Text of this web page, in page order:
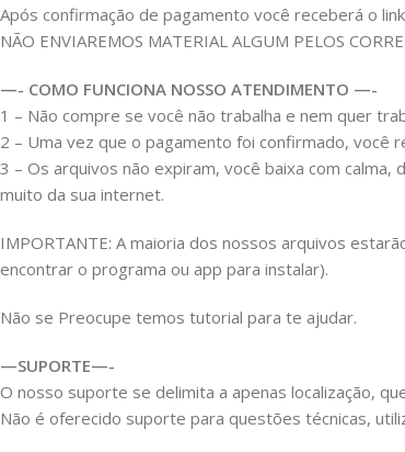
Após confirmação de pagamento você receberá o
NÃO ENVIAREMOS MATERIAL ALGUM PELOS
—- COMO FUNCIONA NOSSO ATENDIMENTO —-
1 – Não compre se você não trabalha e nem quer
2 – Uma vez que o pagamento foi confirmado, você
3 – Os arquivos não expiram, você baixa com
muito da sua internet.
IMPORTANTE: A maioria dos nossos arquivos
encontrar o programa ou app para instalar).
Não se Preocupe temos tutorial para te ajudar.
—SUPORTE—-
O nosso suporte se delimita a apenas localização,
Não é oferecido suporte para questões técnicas,